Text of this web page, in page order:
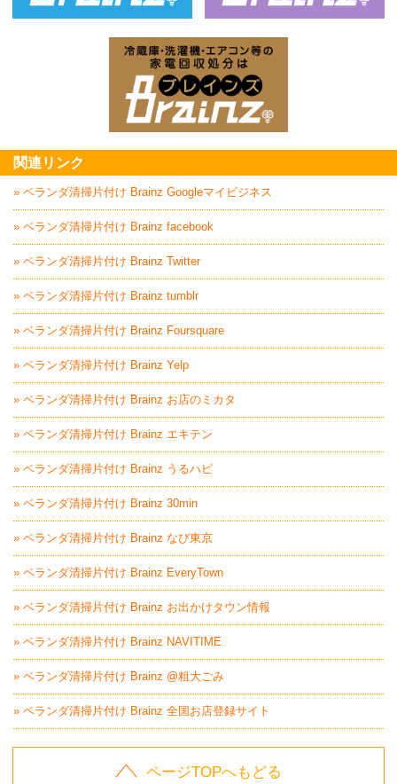
関連リンク
» ベランダ清掃片付け Brainz Googleマイビジネス
» ベランダ清掃片付け Brainz facebook
» ベランダ清掃片付け Brainz Twitter
» ベランダ清掃片付け Brainz tumblr
» ベランダ清掃片付け Brainz Foursquare
» ベランダ清掃片付け Brainz Yelp
» ベランダ清掃片付け Brainz お店のミカタ
» ベランダ清掃片付け Brainz エキテン
» ベランダ清掃片付け Brainz うるハピ
» ベランダ清掃片付け Brainz 30min
» ベランダ清掃片付け Brainz なび東京
» ベランダ清掃片付け Brainz EveryTown
» ベランダ清掃片付け Brainz お出かけタウン情報
» ベランダ清掃片付け Brainz NAVITIME
» ベランダ清掃片付け Brainz @粗大ごみ
» ベランダ清掃片付け Brainz 全国お店登録サイト
ページTOPへもどる